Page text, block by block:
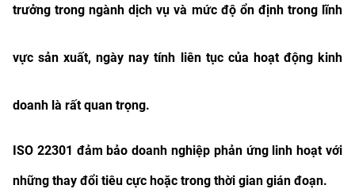
trưởng trong ngành dịch vụ và mức độ ổn định trong lĩnh
vực sản xuất, ngày nay tính liên tục của hoạt động kinh
doanh là rất quan trọng.
ISO 22301 đảm bảo doanh nghiệp phản ứng linh hoạt với
những thay đổi tiêu cực hoặc trong thời gian gián đoạn.